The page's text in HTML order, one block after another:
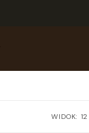
WIDOK: 12